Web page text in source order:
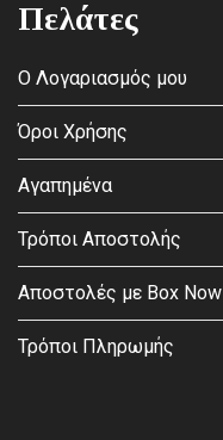
Πελάτες
Ο Λογαριασμός μου
Όροι Χρήσης
Αγαπημένα
Τρόποι Αποστολής
Αποστολές με Box Now
Τρόποι Πληρωμής